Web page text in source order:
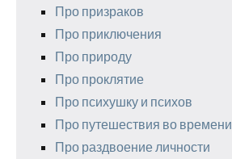
Про призраков
Про приключения
Про природу
Про проклятие
Про психушку и психов
Про путешествия во времени
Про раздвоение личности